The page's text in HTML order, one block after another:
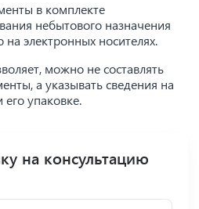
в комплекте
небытового назначения
на электронных носителях.
можно не составлять
а указывать сведения на
упаковке.
на консультацию